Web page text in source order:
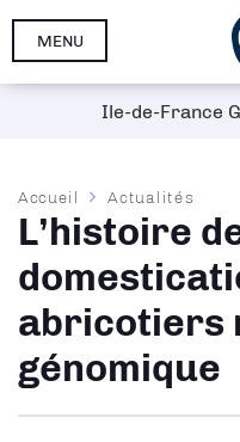
Aller
MENU
Fil
d'Ariane
Accueil Actualités
L’histoire
abricotiers
génomique